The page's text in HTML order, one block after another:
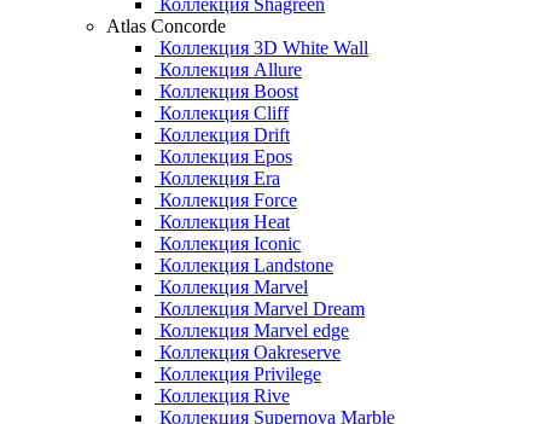
Коллекция Shagreen
Atlas Concorde
Коллекция 3D White Wall
Коллекция Allure
Коллекция Boost
Коллекция Cliff
Коллекция Drift
Коллекция Epos
Коллекция Era
Коллекция Force
Коллекция Heat
Коллекция Iconic
Коллекция Landstone
Коллекция Marvel
Коллекция Marvel Dream
Коллекция Marvel edge
Коллекция Oakreserve
Коллекция Privilege
Коллекция Rive
Коллекция Supernova Marble